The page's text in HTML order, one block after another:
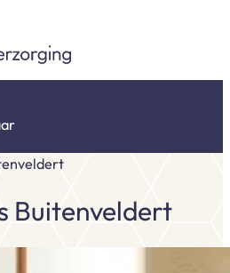
Buitenveldert